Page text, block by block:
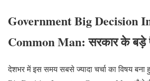
Government Big Decision
Common Man: सरकार के
देशभर में इस समय सबसे ज्यादा चर्चा का विषय